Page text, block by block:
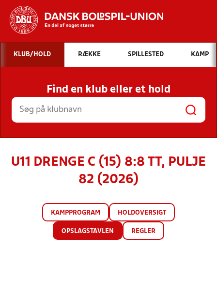
Hvad vil du søge efter?
INDHOLD OG NYHEDER
STILLINGER, RESULTATER, KLUBBER OG
HOLD
KLUB/HOLD RÆKKE SPILLESTED KAMP
Find en klub eller et hold
U11 DRENGE C (15) 8:8 TT, PULJE
82 (2026)
KAMPPROGRAM HOLDOVERSIGT
OPSLAGSTAVLEN REGLER